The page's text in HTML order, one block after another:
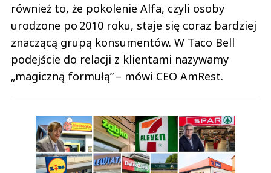
również to, że pokolenie Alfa, czyli osoby
urodzone po 2010 roku, staje się coraz bardziej
znaczącą grupą konsumentów. W Taco Bell
podejście do relacji z klientami nazywamy
„magiczną formułą” – mówi CEO AmRest.